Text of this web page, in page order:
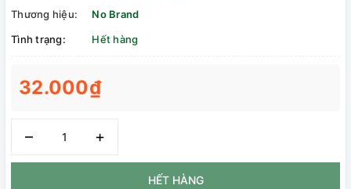
Thương hiệu:
No Brand
Tình trạng:
Hết hàng
32.000₫
– +
HẾT HÀNG